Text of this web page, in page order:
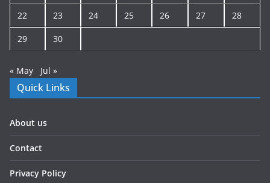
22 23 24 25 26 27 28
29 30
« May Jul »
Quick Links
About us
Contact
Privacy Policy